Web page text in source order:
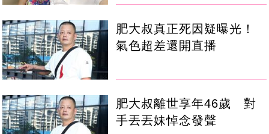
肥大叔真正死因疑曝光！
氣色超差還開直播
肥大叔離世享年46歲 對
手丟丟妹悼念發聲